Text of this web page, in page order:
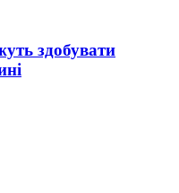
здобувати